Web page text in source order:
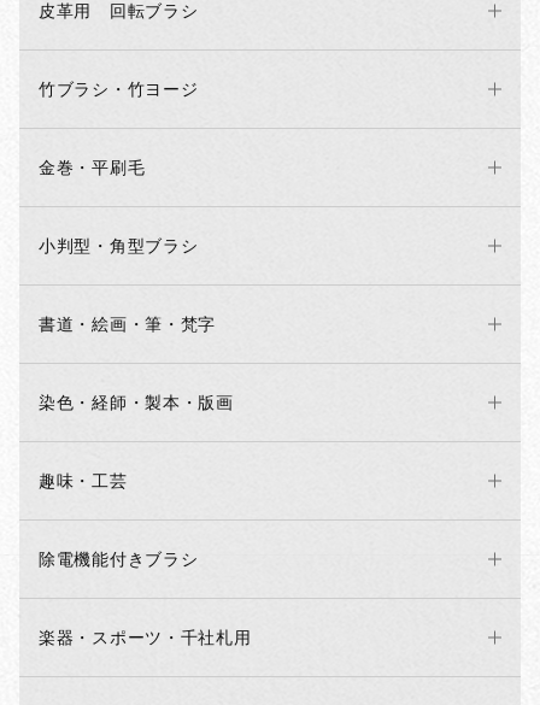
皮革用 回転ブラシ
竹ブラシ・竹ヨージ
金巻・平刷毛
小判型・角型ブラシ
書道・絵画・筆・梵字
染色・経師・製本・版画
趣味・工芸
除電機能付きブラシ
楽器・スポーツ・千社札用